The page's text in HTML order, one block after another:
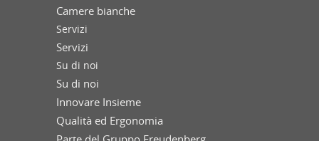
Camere bianche
Servizi
Servizi
Su di noi
Su di noi
Innovare Insieme
Qualità ed Ergonomia